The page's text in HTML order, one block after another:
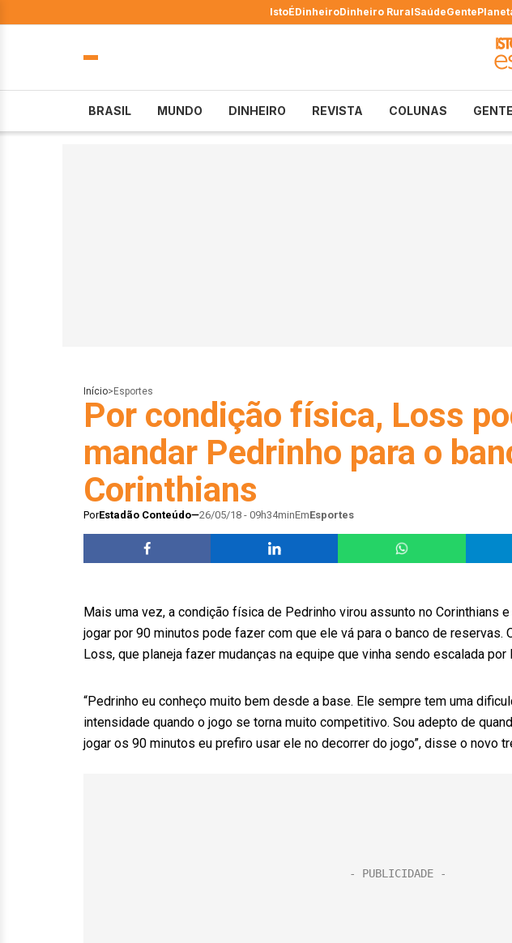
IstoÉDinheiroDinheiro RuralSaúdeGente
BRASIL MUNDO DINHEIRO REVISTA COLUNAS GENTE
Início> Esportes
Por condição física, Loss
mandar Pedrinho para o
Corinthians
PorEstadão Conteúdo 26/05/18 - 09h34minEmEsportes
Mais uma vez, a condição física de Pedrinho virou assunto no Corinthians
jogar por 90 minutos pode fazer com que ele vá para o banco de reservas.
Loss, que planeja fazer mudanças na equipe que vinha sendo escalada por
“Pedrinho eu conheço muito bem desde a base. Ele sempre tem uma
intensidade quando o jogo se torna muito competitivo. Sou adepto de
jogar os 90 minutos eu prefiro usar ele no decorrer do jogo”, disse o novo